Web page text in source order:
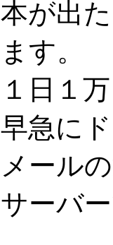
本が出
ます。
１日１
早急に
メール
サーバ